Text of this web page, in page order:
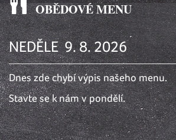
OBĚDOVÉ MENU
NEDĚLE 9. 8. 2026
Dnes zde chybí výpis našeho menu.
Stavte se k nám v pondělí.